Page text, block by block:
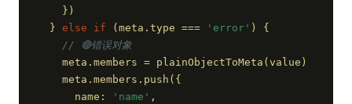
    })
  }
else if (meta.type === 'error' ) {
// 🔴错误对象
    meta.members = plainObjectToMeta(value)
    meta.members.push({
      name:
'name' ,